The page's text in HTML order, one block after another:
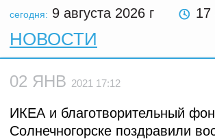
сегодня: 9 августа 2026 г 17
НОВОСТИ
02 ЯНВ 2021 17:12
ИКЕА и благотворительный
Солнечногорске поздравили